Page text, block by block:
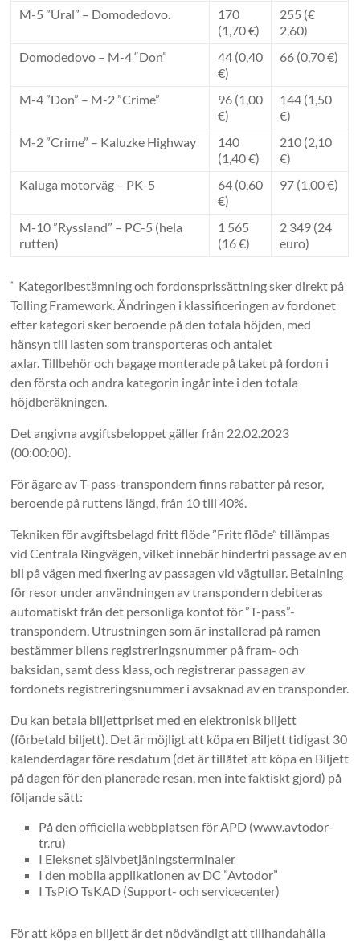
M-5 ”Ural” – Domodedovo.
170
(1,70 €)
255 (€
2,60)
Domodedovo – M-4 “Don”
44 (0,40
€)
66 (0,70 €)
M-4 ”Don” – M-2 ”Crime”
96 (1,00
€)
144 (1,50
€)
M-2 ”Crime” – Kaluzke Highway
140
(1,40 €)
210 (2,10
€)
Kaluga motorväg – PK-5
64 (0,60
€)
97 (1,00 €)
M-10 ”Ryssland” – PC-5 (hela
rutten)
1 565
(16 €)
2 349 (24
euro)
*
Kategoribestämning och fordonsprissättning sker direkt på
Tolling Framework. Ändringen i klassificeringen av fordonet
efter kategori sker beroende på den totala höjden, med
hänsyn till lasten som transporteras och antalet
axlar. Tillbehör och bagage monterade på taket på fordon i
den första och andra kategorin ingår inte i den totala
höjdberäkningen.
Det angivna avgiftsbeloppet gäller från 22.02.2023
(00:00:00).
För ägare av T-pass-transpondern finns rabatter på resor,
beroende på ruttens längd, från 10 till 40%.
Tekniken för avgiftsbelagd fritt flöde ”Fritt flöde” tillämpas
vid Centrala Ringvägen, vilket innebär hinderfri passage av en
bil på vägen med fixering av passagen vid vägtullar. Betalning
för resor under användningen av transpondern debiteras
automatiskt från det personliga kontot för ”T-pass”-
transpondern. Utrustningen som är installerad på ramen
bestämmer bilens registreringsnummer på fram- och
baksidan, samt dess klass, och registrerar passagen av
fordonets registreringsnummer i avsaknad av en transponder.
Du kan betala biljettpriset med en elektronisk biljett
(förbetald biljett). Det är möjligt att köpa en Biljett tidigast 30
kalenderdagar före resdatum (det är tillåtet att köpa en Biljett
på dagen för den planerade resan, men inte faktiskt gjord) på
följande sätt:
På den officiella webbplatsen för APD (www.avtodor-
tr.ru)
I Eleksnet självbetjäningsterminaler
I den mobila applikationen av DC ”Avtodor”
I TsPiO TsKAD (Support- och servicecenter)
För att köpa en biljett är det nödvändigt att tillhandahålla